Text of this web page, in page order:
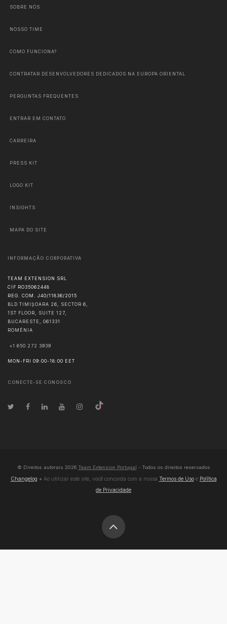
SOBRE NÓS
NOSSO TIME
COMO FUNCIONA?
CONTRATAR DESENVOLVEDORES DEDICADOS NA EUROPA ORIENTAL
PERGUNTAS FREQUENTES
ENTRAR EM CONTATO
CARREIRA
PRESS KIT
LOGO KIT
INSIGHTS
MAPA DO SITE
INFORMAÇÃO CORPORATIVA
TEAM EXTENSION SRL
CIF RO35062448
REG. COM. J40/11836/2015
BLD TIMIȘOARA 26, SECTOR 6,
1ST FLOOR, SUITE 127,
BUCARESTE
061331
ROMÉNIA
+1 650 272 3939
MON-FRI 09:00-18:00 EET
CONECTE-SE CONOSCO
© Direitos autorais 2026 Team Extension Portugal - Todos os direitos reservados
Changelog ● Ao utilizar este site, você concorda com a nossa Termos de Usoe Política
de Privacidade